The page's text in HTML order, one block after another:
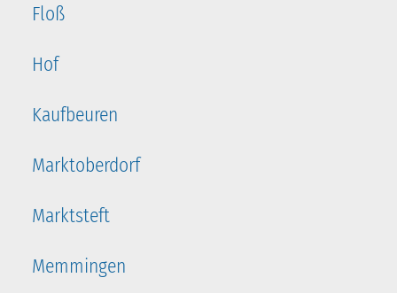
Floß
Hof
Kaufbeuren
Marktoberdorf
Marktsteft
Memmingen